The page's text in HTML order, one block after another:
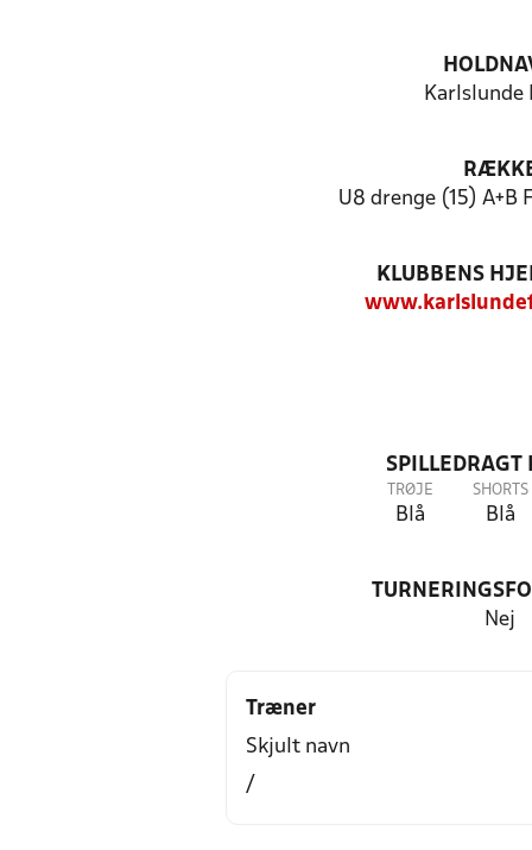
Karlslunde
U8 drenge (15) A+B
KLUBBENS
SPILLEDRAGT
TRØJE
Blå
SHORTS
Blå
Nej
Træner
Skjult navn
/